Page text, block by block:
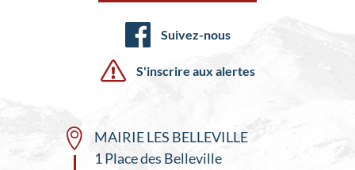
Suivez-nous
S'inscrire aux alertes
MAIRIE LES BELLEVILLE
1 Place des Belleville